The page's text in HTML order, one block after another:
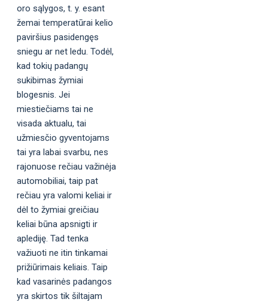
oro sąlygos, t. y. esant
žemai temperatūrai kelio
paviršius pasidengęs
sniegu ar net ledu. Todėl,
kad tokių padangų
sukibimas žymiai
blogesnis. Jei
miestiečiams tai ne
visada aktualu, tai
užmiesčio gyventojams
tai yra labai svarbu, nes
rajonuose rečiau važinėja
automobiliai, taip pat
rečiau yra valomi keliai ir
dėl to žymiai greičiau
keliai būna apsnigti ir
aplediję. Tad tenka
važiuoti ne itin tinkamai
prižiūrimais keliais. Taip
kad vasarinės padangos
yra skirtos tik šiltajam